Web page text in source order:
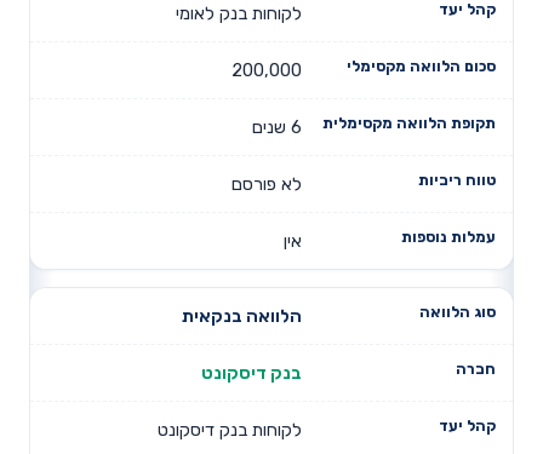
לקוחות בנק לאומי
200,000
6 שנים
לא פורסם
אין
הלוואה בנקאית
בנק דיסקונט
לקוחות בנק דיסקונט